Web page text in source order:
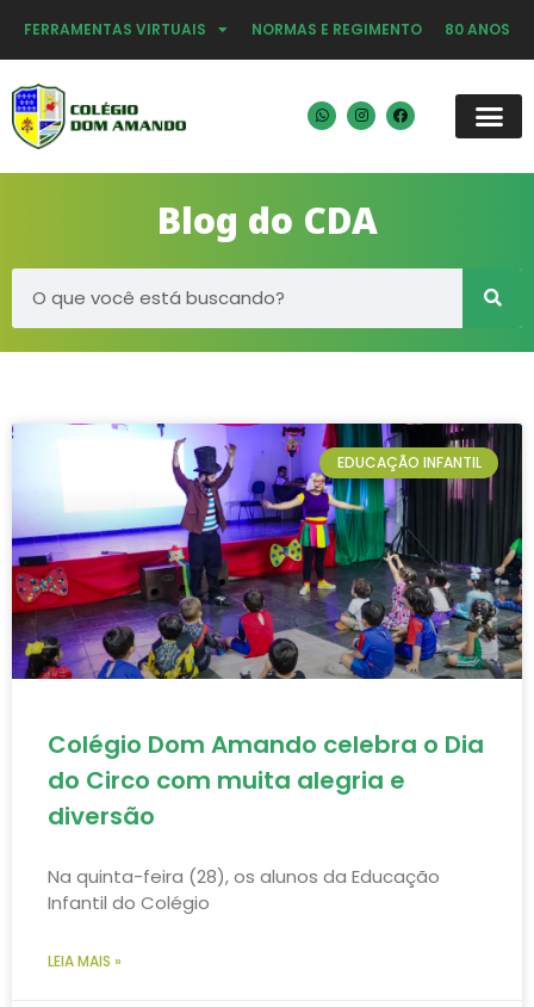
FERRAMENTAS VIRTUAIS NORMAS E REGIMENTO 80 ANOS
Blog do CDA
EDUCAÇÃO INFANTIL
Colégio Dom Amando celebra o Dia
do Circo com muita alegria e
diversão
Na quinta-feira (28), os alunos da Educação
Infantil do Colégio
LEIA MAIS »